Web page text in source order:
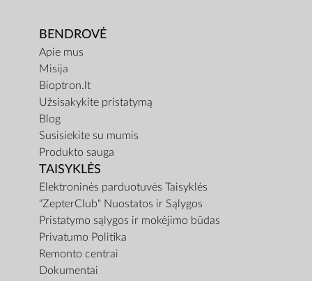
BENDROVĖ
Apie mus
Misija
Bioptron.lt
Užsisakykite pristatymą
Blog
Susisiekite su mumis
Produkto sauga
TAISYKLĖS
Elektroninės parduotuvės Taisyklės
"ZepterClub" Nuostatos ir Sąlygos
Pristatymo sąlygos ir mokėjimo būdas
Privatumo Politika
Remonto centrai
Dokumentai